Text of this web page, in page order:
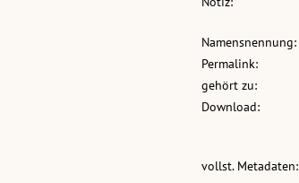
Namensnennung:
Permalink:
gehört zu:
Download:
vollst. Metadaten: